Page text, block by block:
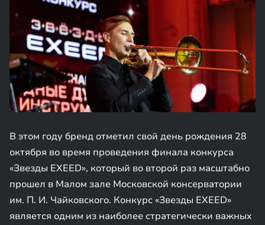
В этом году бренд отметил свой день рождения 28
октября во время проведения финала конкурса
«Звезды EXEED», который во второй раз масштабно
прошел в Малом зале Московской консерватории
им. П. И. Чайковского. Конкурс «Звезды EXEED»
является одним из наиболее стратегически важных